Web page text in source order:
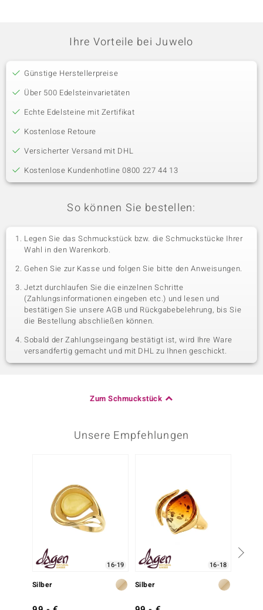
Ihre Vorteile bei Juwelo
Günstige Herstellerpreise
Über 500 Edelsteinvarietäten
Echte Edelsteine mit Zertifikat
Kostenlose Retoure
Versicherter Versand mit DHL
Kostenlose Kundenhotline 0800 227 44 13
So können Sie bestellen:
Legen Sie das Schmuckstück bzw. die Schmuckstücke Ihrer
Wahl in den Warenkorb.
Gehen Sie zur Kasse und folgen Sie bitte den Anweisungen.
Jetzt durchlaufen Sie die einzelnen Schritte
(Zahlungsinformationen eingeben etc.) und lesen und
bestätigen Sie unsere AGB und Rückgabebelehrung, bis Sie
die Bestellung abschließen können.
Sobald der Zahlungseingang bestätigt ist, wird Ihre Ware
versandfertig gemacht und mit DHL zu Ihnen geschickt.
Zum Schmuckstück
Unsere Empfehlungen
16-19
Silber
16-18
Silber